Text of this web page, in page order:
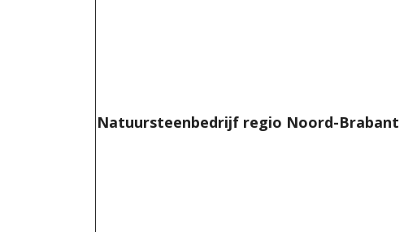
Natuursteenbedrijf regio Noord-Brabant